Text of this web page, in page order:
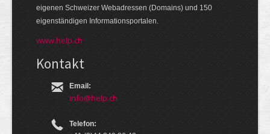
eige­nen Schweizer Web­adressen (Domains) und 150
eigen­ständigen Infor­mations­por­talen.
www.help.ch
Kontakt
Email:
info@help.ch
Telefon: